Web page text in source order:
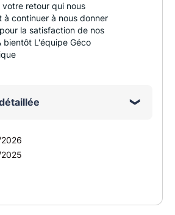
votre retour qui nous
à continuer à nous donner
la satisfaction de nos
bientôt L'équipe Géco